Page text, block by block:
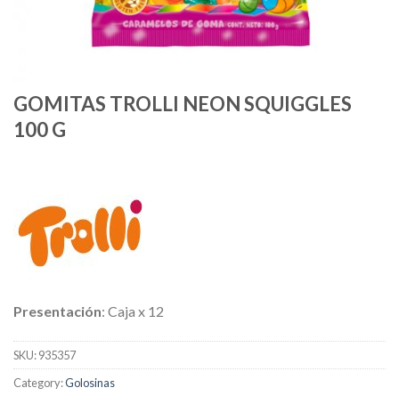
GOMITAS TROLLI NEON SQUIGGLES
100 G
Presentación: Caja x 12
SKU:935357
Category:Golosinas